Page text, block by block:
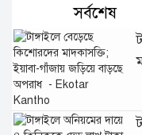
সর্বশেষ